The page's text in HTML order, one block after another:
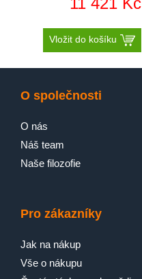
Vložit do košíku
O společnosti
O nás
Náš team
Naše filozofie
Pro zákazníky
Jak na nákup
Vše o nákupu